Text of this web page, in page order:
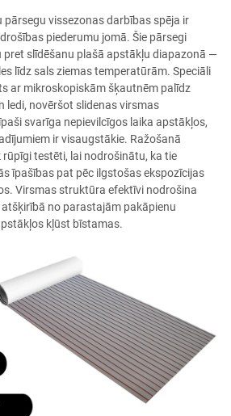
pārsegu vissezonas darbības spēja ir
piederumu jomā. Šie pārsegi
pret slīdēšanu plašā apstākļu diapazonā —
līdz sals ziemas temperatūrām. Speciāli
ar mikroskopiskām šķautnēm palīdz
ledi, novēršot slidenas virsmas
svarīga nepievilcīgos laika apstākļos,
ir visaugstākie. Ražošanā
testēti, lai nodrošinātu, ka tie
īpašības pat pēc ilgstošas ekspozīcijas
Virsmas struktūra efektīvi nodrošina
no parastajām pakāpienu
kļūst bīstamas.